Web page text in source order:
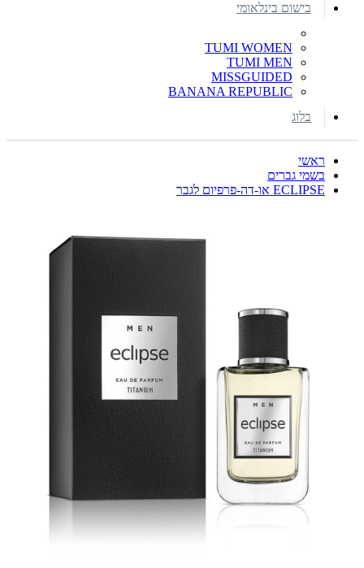
בישום בינלאומי
TUMI WOMEN
TUMI MEN
MISSGUIDED
BANANA REPUBLIC
בלוג
ראשי
בשמי גברים
ECLIPSE או-דה-פרפיום לגבר